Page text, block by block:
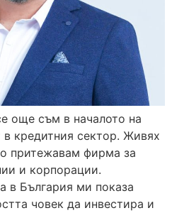
още съм в началото на
кредитния сектор. Живях
притежавам фирма за
и корпорации.
в България ми показа
човек да инвестира и